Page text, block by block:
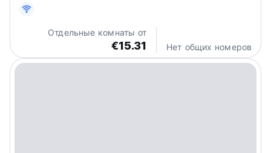
Отдельные комнаты от
€15.31 Нет общих номеров